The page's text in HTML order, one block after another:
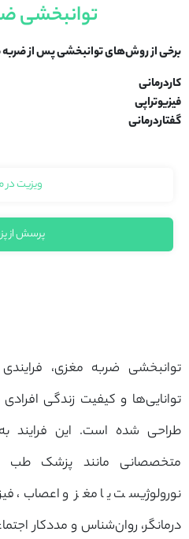
توانبخشی
برخی از روش‌های توانبخشی پس از
کاردرمانی
فیزیوتراپی
گفتاردرمانی
ویزیت در
پرسش از
توانبخشی ضربه مغزی،
توانایی‌ها و کیفیت زندگی
طراحی شده است. این فرایند
متخصصانی مانند پزشک طب
نورولوژیست یا مغز و اعصاب،
درمانگر، روان‌شناس و مددکار